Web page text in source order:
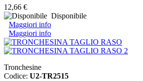
12,66 €
Disponibile
Maggiori info
Maggiori info
Tronchesine
Codice: U2-TR2515